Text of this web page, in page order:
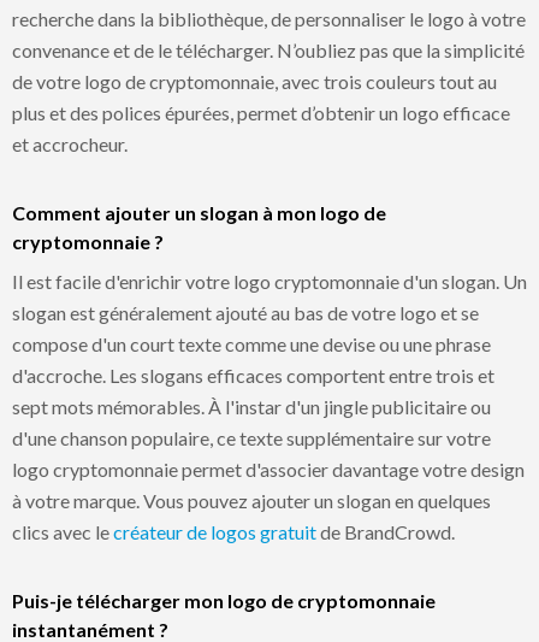
recherche dans la bibliothèque, de personnaliser le logo à votre
convenance et de le télécharger. N’oubliez pas que la simplicité
de votre logo de cryptomonnaie, avec trois couleurs tout au
plus et des polices épurées, permet d’obtenir un logo efficace
et accrocheur.
Comment ajouter un slogan à mon logo de
cryptomonnaie ?
Il est facile d'enrichir votre logo cryptomonnaie d'un slogan. Un
slogan est généralement ajouté au bas de votre logo et se
compose d'un court texte comme une devise ou une phrase
d'accroche. Les slogans efficaces comportent entre trois et
sept mots mémorables. À l'instar d'un jingle publicitaire ou
d'une chanson populaire, ce texte supplémentaire sur votre
logo cryptomonnaie permet d'associer davantage votre design
à votre marque. Vous pouvez ajouter un slogan en quelques
clics avec lecréateur de logos gratuitde BrandCrowd.
Puis-je télécharger mon logo de cryptomonnaie
instantanément ?